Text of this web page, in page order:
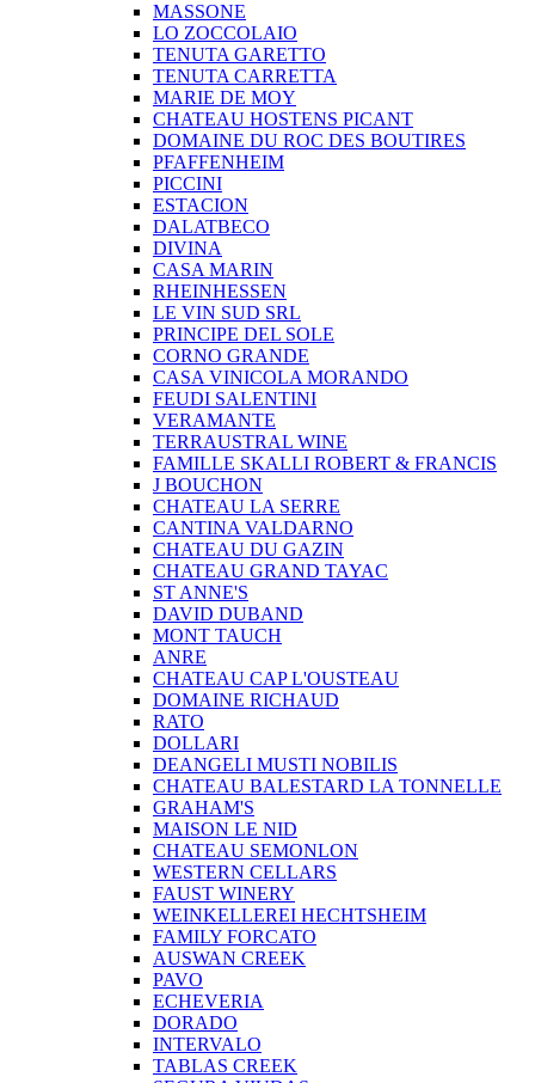
MASSONE
LO ZOCCOLAIO
TENUTA GARETTO
TENUTA CARRETTA
MARIE DE MOY
CHATEAU HOSTENS PICANT
DOMAINE DU ROC DES BOUTIRES
PFAFFENHEIM
PICCINI
ESTACION
DALATBECO
DIVINA
CASA MARIN
RHEINHESSEN
LE VIN SUD SRL
PRINCIPE DEL SOLE
CORNO GRANDE
CASA VINICOLA MORANDO
FEUDI SALENTINI
VERAMANTE
TERRAUSTRAL WINE
FAMILLE SKALLI ROBERT & FRANCIS
J BOUCHON
CHATEAU LA SERRE
CANTINA VALDARNO
CHATEAU DU GAZIN
CHATEAU GRAND TAYAC
ST ANNE'S
DAVID DUBAND
MONT TAUCH
ANRE
CHATEAU CAP L'OUSTEAU
DOMAINE RICHAUD
RATO
DOLLARI
DEANGELI MUSTI NOBILIS
CHATEAU BALESTARD LA TONNELLE
GRAHAM'S
MAISON LE NID
CHATEAU SEMONLON
WESTERN CELLARS
FAUST WINERY
WEINKELLEREI HECHTSHEIM
FAMILY FORCATO
AUSWAN CREEK
PAVO
ECHEVERIA
DORADO
INTERVALO
TABLAS CREEK